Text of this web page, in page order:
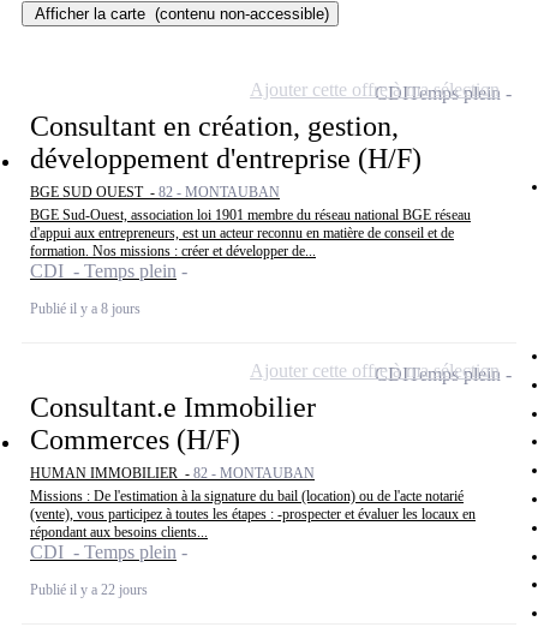
Afficher la carte (contenu non-accessible)
Consultant en création, gestion,
développement d'entreprise (H/F)
BGE SUD OUEST - 82 - MONTAUBAN
BGE Sud-Ouest, association loi 1901 membre du réseau national BGE réseau
d'appui aux entrepreneurs, est un acteur reconnu en matière de conseil et de
formation. Nos missions : créer et développer de...
CDI - Temps plein
Publié il y a 8 jours
CDITemps plein
Ajouter cette offre à ma sélection
Consultant.e Immobilier
Commerces (H/F)
HUMAN IMMOBILIER - 82 - MONTAUBAN
Missions : De l'estimation à la signature du bail (location) ou de l'acte notarié
(vente), vous participez à toutes les étapes : -prospecter et évaluer les locaux en
répondant aux besoins clients...
CDI - Temps plein
Publié il y a 22 jours
CDITemps plein
Ajouter cette offre à ma sélection